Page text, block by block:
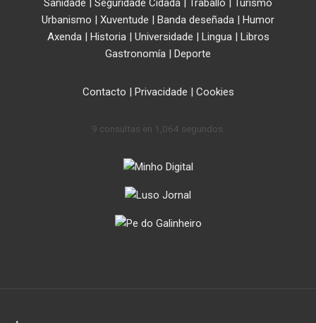
Urbanismo | Xuventude | Banda deseñada | Humor
Axenda | Historia | Universidade | Lingua | Libros
Gastronomía | Deporte
Contacto | Privacidade | Cookies
9 consultas en 1,064 segundos.
.